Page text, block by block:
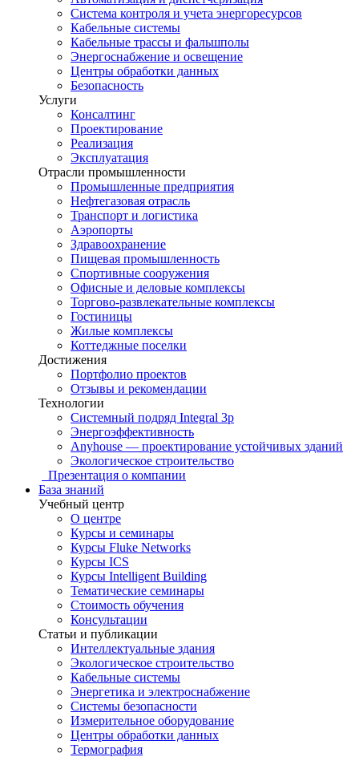
Система контроля и учета энергоресурсов
Кабельные системы
Кабельные трассы и фальшполы
Энергоснабжение и освещение
Центры обработки данных
Безопасность
Услуги
Консалтинг
Проектирование
Реализация
Эксплуатация
Отрасли промышленности
Промышленные предприятия
Нефтегазовая отрасль
Транспорт и логистика
Аэропорты
Здравоохранение
Пищевая промышленность
Спортивные сооружения
Офисные и деловые комплексы
Торгово-развлекательные комплексы
Гостиницы
Жилые комплексы
Коттеджные поселки
Достижения
Портфолио проектов
Отзывы и рекомендации
Технологии
Системный подряд Integral 3p
Энергоэффективность
Anyhouse — проектирование устойчивых зданий
Экологическое строительство
Презентация о компании
База знаний
Учебный центр
О центре
Курсы и семинары
Курсы Fluke Networks
Курсы ICS
Курсы Intelligent Building
Тематические семинары
Стоимость обучения
Консультации
Статьи и публикации
Интеллектуальные здания
Экологическое строительство
Кабельные системы
Энергетика и электроснабжение
Системы безопасности
Измерительное оборудование
Центры обработки данных
Термография